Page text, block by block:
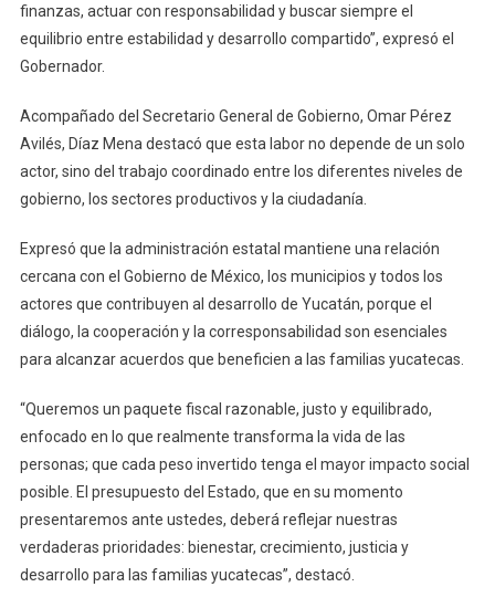
finanzas, actuar con responsabilidad y buscar siempre el
equilibrio entre estabilidad y desarrollo compartido”, expresó el
Gobernador.
Acompañado del Secretario General de Gobierno, Omar Pérez
Avilés, Díaz Mena destacó que esta labor no depende de un solo
actor, sino del trabajo coordinado entre los diferentes niveles de
gobierno, los sectores productivos y la ciudadanía.
Expresó que la administración estatal mantiene una relación
cercana con el Gobierno de México, los municipios y todos los
actores que contribuyen al desarrollo de Yucatán, porque el
diálogo, la cooperación y la corresponsabilidad son esenciales
para alcanzar acuerdos que beneficien a las familias yucatecas.
“Queremos un paquete fiscal razonable, justo y equilibrado,
enfocado en lo que realmente transforma la vida de las
personas; que cada peso invertido tenga el mayor impacto social
posible. El presupuesto del Estado, que en su momento
presentaremos ante ustedes, deberá reflejar nuestras
verdaderas prioridades: bienestar, crecimiento, justicia y
desarrollo para las familias yucatecas”, destacó.